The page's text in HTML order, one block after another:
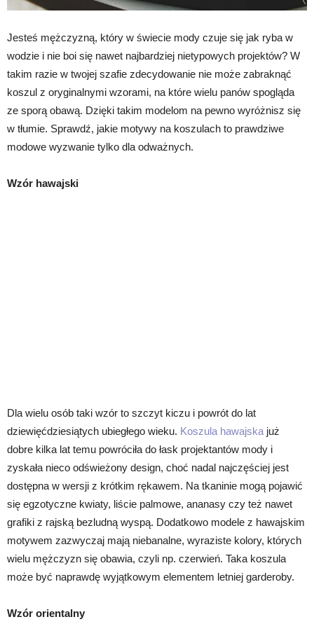
Jesteś mężczyzną, który w świecie mody czuje się jak ryba w
wodzie i nie boi się nawet najbardziej nietypowych projektów? W
takim razie w twojej szafie zdecydowanie nie może zabraknąć
koszul z oryginalnymi wzorami, na które wielu panów spogląda
ze sporą obawą. Dzięki takim modelom na pewno wyróżnisz się
w tłumie. Sprawdź, jakie motywy na koszulach to prawdziwe
modowe wyzwanie tylko dla odważnych.
Wzór hawajski
Dla wielu osób taki wzór to szczyt kiczu i powrót do lat
dziewięćdziesiątych ubiegłego wieku. Koszula hawajska już
dobre kilka lat temu powróciła do łask projektantów mody i
zyskała nieco odświeżony design, choć nadal najczęściej jest
dostępna w wersji z krótkim rękawem. Na tkaninie mogą pojawić
się egzotyczne kwiaty, liście palmowe, ananasy czy też nawet
grafiki z rajską bezludną wyspą. Dodatkowo modele z hawajskim
motywem zazwyczaj mają niebanalne, wyraziste kolory, których
wielu mężczyzn się obawia, czyli np. czerwień. Taka koszula
może być naprawdę wyjątkowym elementem letniej garderoby.
Wzór orientalny